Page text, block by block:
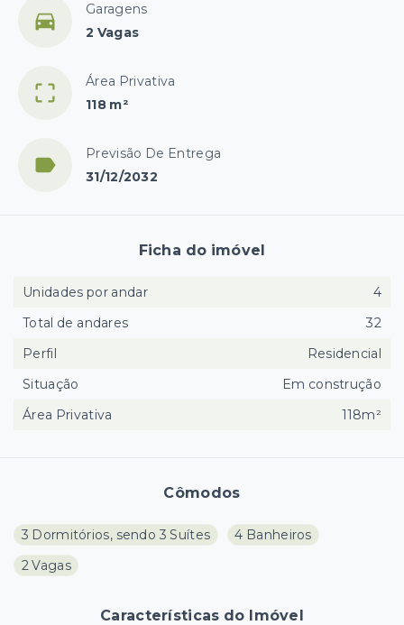
Garagens
2 Vagas
Área Privativa
118 m²
Previsão De Entrega
31/12/2032
Cômodos
3 Dormitórios, sendo 3 Suítes
4 Banheiros
2 Vagas
Características do Imóvel
Ficha do imóvel
Unidades por andar
4
Total de andares
32
Perfil
Residencial
Situação
Em construção
Área Privativa
118m²